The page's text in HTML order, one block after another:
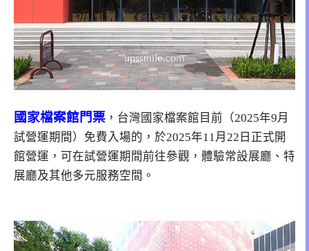
國家檔案館門票 ，台灣國家檔案館目前（2025年9月
試營運期間）免費入場的，於2025年11月22日正式開
館營運，可在試營運期間前往參觀，體驗常設展廳、特
展廳及其他多元服務空間。